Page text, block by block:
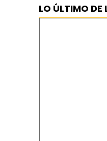
LO ÚLTIMO DE